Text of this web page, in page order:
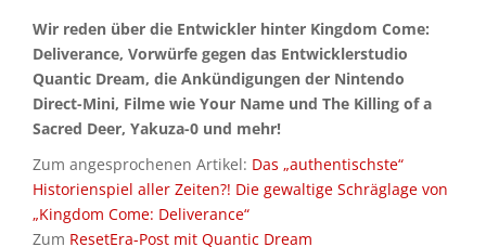
Wir reden über die Entwickler hinter Kingdom Come:
Deliverance, Vorwürfe gegen das Entwicklerstudio
Quantic Dream, die Ankündigungen der Nintendo
Direct-Mini, Filme wie Your Name und The Killing of a
Sacred Deer, Yakuza-0 und mehr!
Zum angesprochenen Artikel: Das „authentischste“
Historienspiel aller Zeiten?! Die gewaltige Schräglage von
„Kingdom Come: Deliverance“
Zum ResetEra-Post mit Quantic Dream